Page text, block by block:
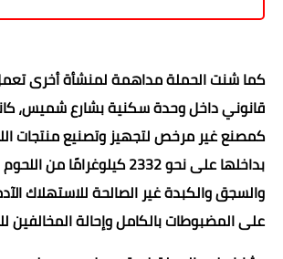
كما شنت الحملة مداهمة لمنشأة أخرى
قانوني داخل وحدة سكنية بشارع شميس،
كمصنع غير مرخص لتجهيز وتصنيع منتجات
بداخلها على نحو 2332 كيلوغرامًا
والسجق والكبدة غير الصالحة للاستهلاك
على المضبوطات بالكامل وإحالة المخالفين